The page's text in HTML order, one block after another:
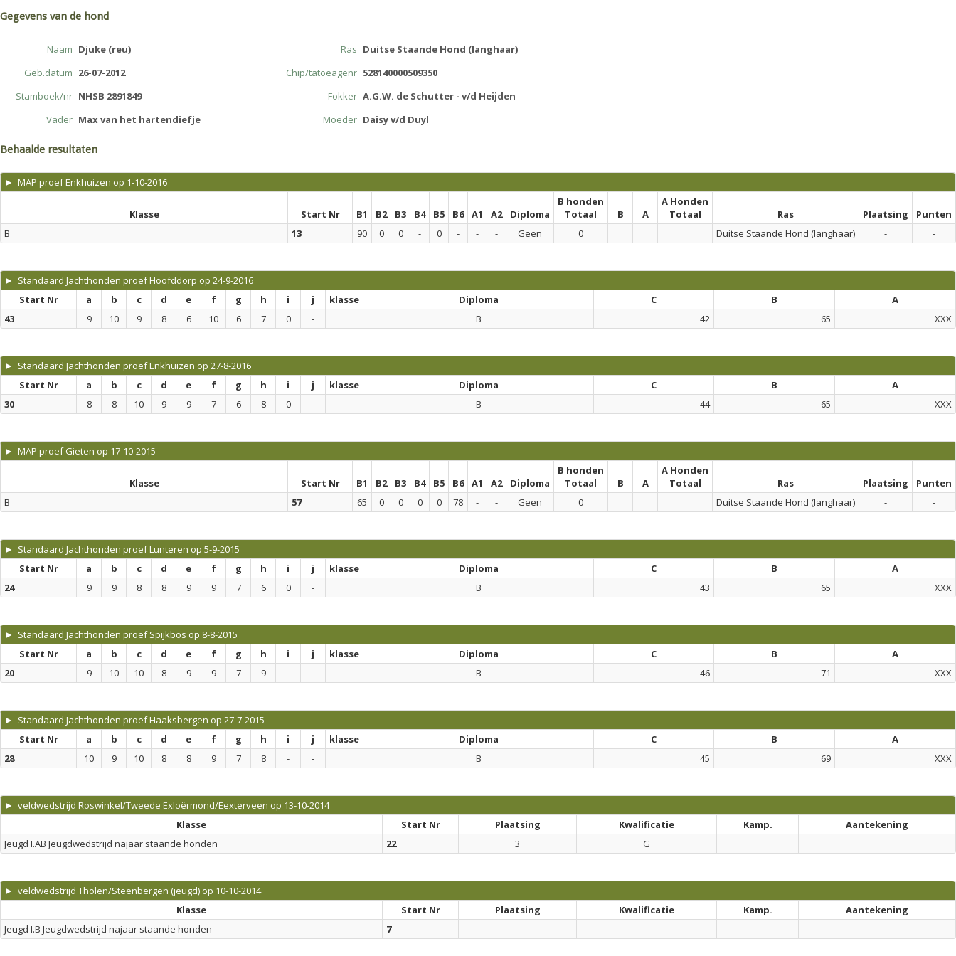
Gegevens van de hond
Naam Djuke (reu) Ras Duitse Staande Hond (langhaar)
Geb.datum 26-07-2012 Chip/tatoeagenr 528140000509350
Stamboek/nr NHSB 2891849 Fokker A.G.W. de Schutter - v/d Heijden
Vader Max van het hartendiefje Moeder Daisy v/d Duyl
Behaalde resultaten
► MAP proef Enkhuizen op 1-10-2016
Klasse Start Nr B1 B2 B3 B4 B5 B6 A1 A2 Diploma
B honden
Totaal
B A
A Honden
Totaal
Ras Plaatsing
Punten
B
13 90 0 0 - 0 - - - Geen 0 Duitse Staande Hond (langhaar) - -
► Standaard Jachthonden proef Hoofddorp op 24-9-2016
Start Nr
a b c d e f g h i j klasse Diploma C B
A
43
9 10 9 8 6 10 6 7 0 - B 42 65 XXX
► Standaard Jachthonden proef Enkhuizen op 27-8-2016
Start Nr
a b c d e f g h i j klasse Diploma C B
A
30
8 8 10 9 9 7 6 8 0 - B 44 65 XXX
► MAP proef Gieten op 17-10-2015
Klasse Start Nr B1 B2 B3 B4 B5 B6 A1 A2 Diploma
B honden
Totaal
B A
A Honden
Totaal
Ras Plaatsing
Punten
B
57 65 0 0 0 0 78 - - Geen 0 Duitse Staande Hond (langhaar) - -
► Standaard Jachthonden proef Lunteren op 5-9-2015
Start Nr
a b c d e f g h i j klasse Diploma C B
A
24
9 9 8 8 9 9 7 6 0 - B 43 65 XXX
► Standaard Jachthonden proef Spijkbos op 8-8-2015
Start Nr
a b c d e f g h i j klasse Diploma C B
A
20
9 10 10 8 9 9 7 9 - - B 46 71 XXX
► Standaard Jachthonden proef Haaksbergen op 27-7-2015
Start Nr
a b c d e f g h i j klasse Diploma C B
A
28
10 9 10 8 8 9 7 8 - - B 45 69 XXX
► veldwedstrijd Roswinkel/Tweede Exloërmond/Eexterveen op 13-10-2014
Klasse
Start Nr Plaatsing Kwalificatie Kamp.
Aantekening
Jeugd I.AB Jeugdwedstrijd najaar staande honden
22 3 G
► veldwedstrijd Tholen/Steenbergen (jeugd) op 10-10-2014
Klasse
Start Nr Plaatsing Kwalificatie Kamp.
Aantekening
Jeugd I.B Jeugdwedstrijd najaar staande honden
7